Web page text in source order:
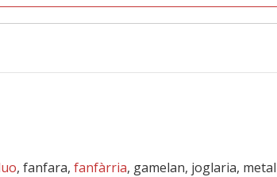
, fanfara, fanfàrria, gamelan, joglaria,